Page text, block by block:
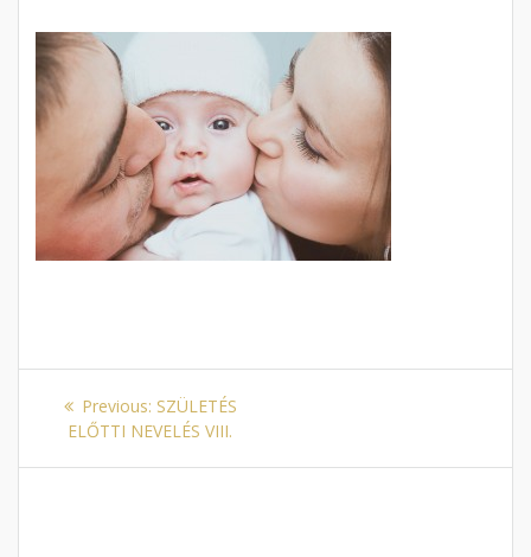
Bejegyzés
navigáció
Previous: Previous
post:
SZÜLETÉS
ELŐTTI NEVELÉS VIII.